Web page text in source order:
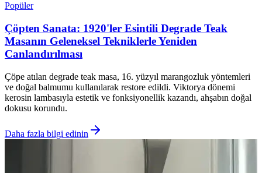
Popüler
Çöpten Sanata: 1920'ler Esintili Degrade Teak
Masanın Geleneksel Tekniklerle Yeniden
Canlandırılması
Çöpe atılan degrade teak masa, 16. yüzyıl marangozluk yöntemleri
ve doğal balmumu kullanılarak restore edildi. Viktorya dönemi
kerosin lambasıyla estetik ve fonksiyonellik kazandı, ahşabın doğal
dokusu korundu.
Daha fazla bilgi edinin